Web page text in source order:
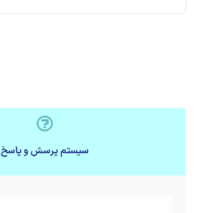
سیستم پرسش و پاسخ